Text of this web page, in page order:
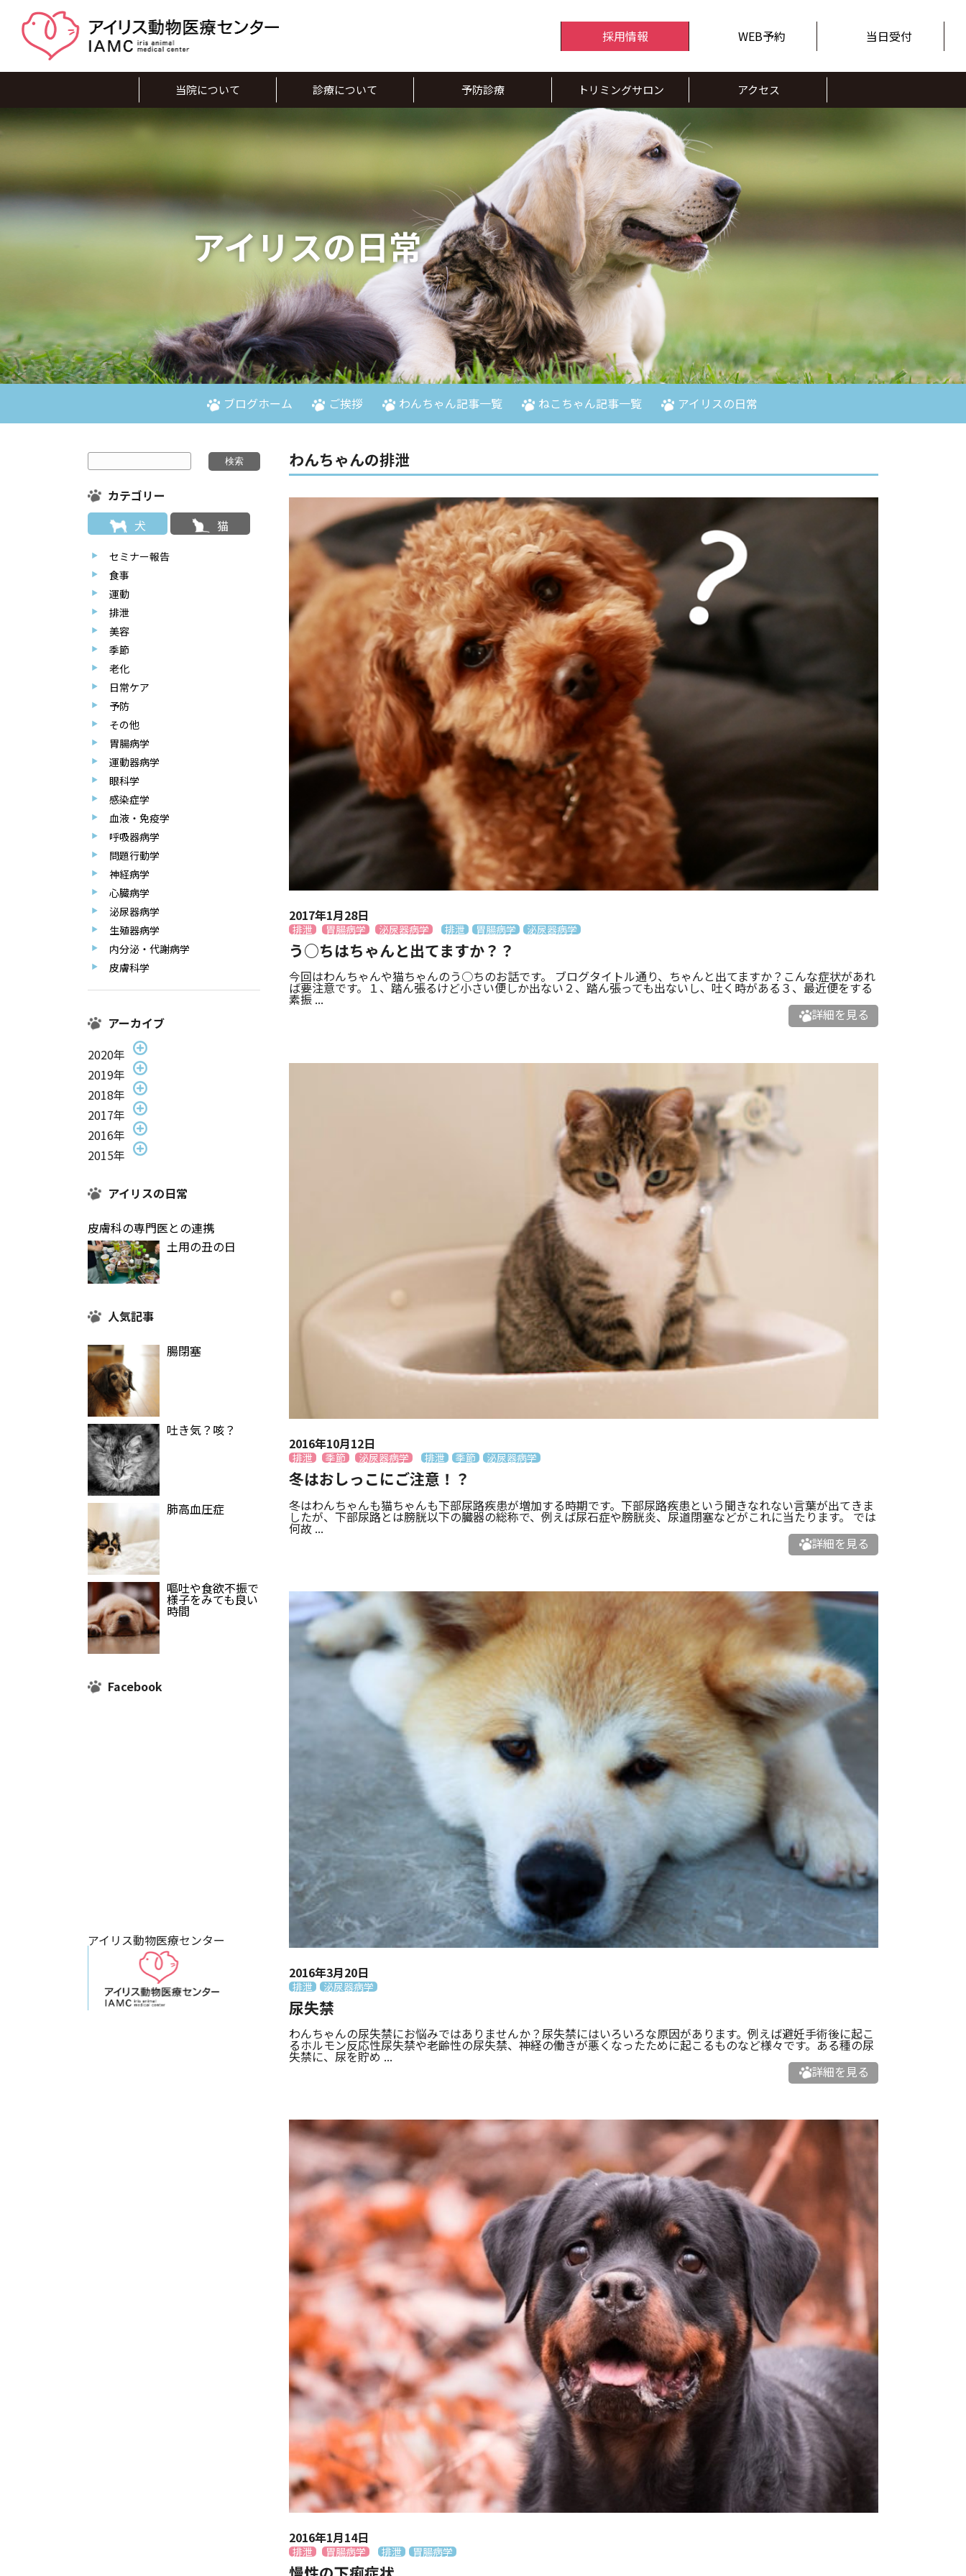
採用情報 WEB予約 当日受付
当院について 診療について 予防診療 トリミングサロン アクセス
アイリスの日常
ブログホーム ご挨拶 わんちゃん記事一覧 ねこちゃん記事一覧 アイリスの日常
わんちゃんの排泄
2017年1月28日
排泄 胃腸病学 泌尿器病学 排泄 胃腸病学 泌尿器病学
う○ちはちゃんと出てますか？？
今回はわんちゃんや猫ちゃんのう○ちのお話です。 ブログタイトル通り、ちゃんと出てますか？こんな症状があれ
ば要注意です。１、踏ん張るけど小さい便しか出ない２、踏ん張っても出ないし、吐く時がある３、最近便をする
素振 ...
詳細を見る
2016年10月12日
排泄 季節 泌尿器病学 排泄 季節 泌尿器病学
冬はおしっこにご注意！？
冬はわんちゃんも猫ちゃんも下部尿路疾患が増加する時期です。下部尿路疾患という聞きなれない言葉が出てきま
したが、下部尿路とは膀胱以下の臓器の総称で、例えば尿石症や膀胱炎、尿道閉塞などがこれに当たります。 では
何故 ...
詳細を見る
2016年3月20日
排泄 泌尿器病学
尿失禁
わんちゃんの尿失禁にお悩みではありませんか？尿失禁にはいろいろな原因があります。例えば避妊手術後に起こ
るホルモン反応性尿失禁や老齢性の尿失禁、神経の働きが悪くなったために起こるものなど様々です。ある種の尿
失禁に、尿を貯め ...
詳細を見る
2016年1月14日
排泄 胃腸病学 排泄 胃腸病学
カテゴリー
犬
猫
セミナー報告
食事
運動
排泄
美容
季節
老化
日常ケア
予防
その他
胃腸病学
運動器病学
眼科学
感染症学
血液・免疫学
呼吸器病学
問題行動学
神経病学
心臓病学
泌尿器病学
生殖器病学
内分泌・代謝病学
皮膚科学
アーカイブ
2020年
2019年
2018年
2017年
2016年
2015年
アイリスの日常
皮膚科の専門医との連携
土用の丑の日
人気記事
腸閉塞
吐き気？咳？
肺高血圧症
嘔吐や食欲不振で
様子をみても良い
時間
Facebook
アイリス動物医療センター